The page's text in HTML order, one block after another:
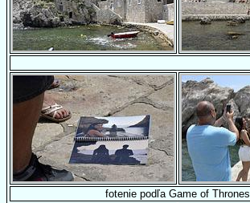
fotenie podľa Game of Thrones